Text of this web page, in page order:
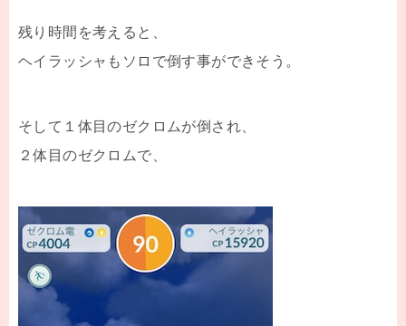
残り時間を考えると、
ヘイラッシャもソロで倒す事ができそう。
そして１体目のゼクロムが倒され、
２体目のゼクロムで、